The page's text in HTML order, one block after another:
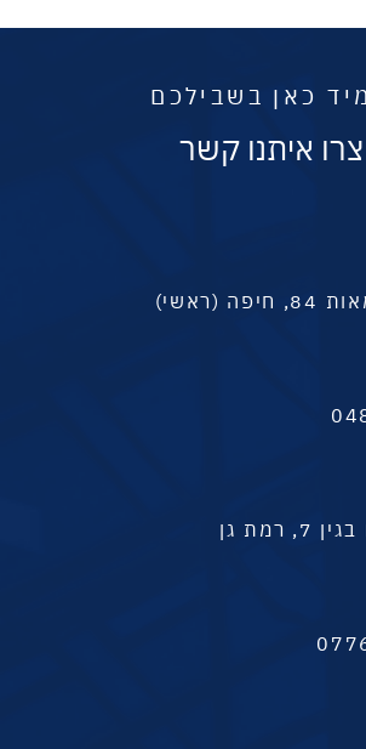
כאן בשבילכם
צרו איתנו קשר
(ראשי)
רמת גן